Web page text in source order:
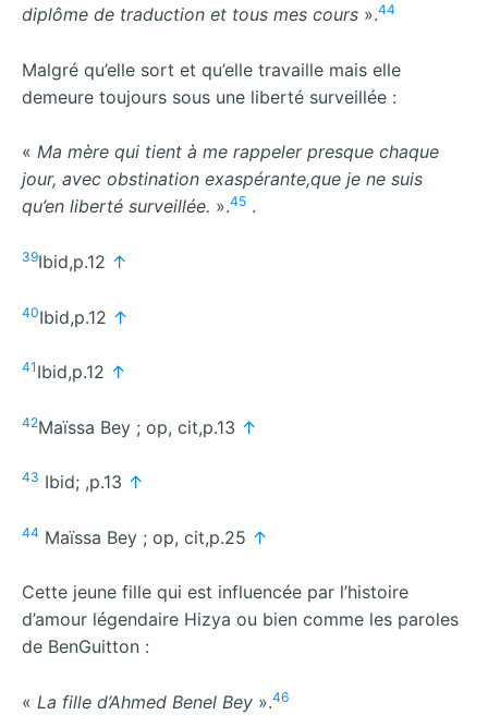
diplôme de traduction et tous mes cours ».44
Malgré qu’elle sort et qu’elle travaille mais elle
demeure toujours sous une liberté surveillée :
« Ma mère qui tient à me rappeler presque chaque
jour, avec obstination exaspérante,que je ne suis
qu’en liberté surveillée. ».45 .
39Ibid,p.12 ↑
40Ibid,p.12 ↑
41 Ibid,p.12 ↑
42Maïssa Bey ; op, cit,p.13 ↑
43 Ibid; ,p.13 ↑
44 Maïssa Bey ; op, cit,p.25 ↑
Cette jeune fille qui est influencée par l’histoire
d’amour légendaire Hizya ou bien comme les paroles
de BenGuitton :
« La fille d’Ahmed Benel Bey ».46